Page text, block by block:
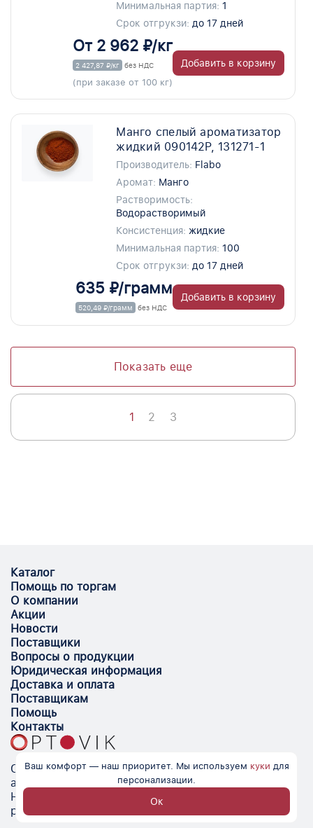
Минимальная партия: 1
Срок отгрукзи: до 17 дней
От 2 962 ₽/кг
2 427,87 ₽/кг без НДС
(при заказе от 100 кг)
Добавить в корзину
Манго спелый ароматизатор
жидкий 090142P, 131271-1
Производитель: Flabo
Аромат: Манго
Растворимость:
Водорастворимый
Консистенция: жидкие
Минимальная партия: 100
Срок отгрукзи: до 17 дней
635 ₽/грамм
520,49 ₽/грамм без НДС
Добавить в корзину
Показать еще
1 2 3
Optovik.com - электронная площадка для
автоматизации закупок и поиска поставщиков.
Низкие цены, надёжные контрагенты и удобство
работы.
Каталог
Помощь по торгам
О компании
Акции
Новости
Поставщики
Вопросы о продукции
Юридическая информация
Доставка и оплата
Поставщикам
Помощь
Контакты
Ваш комфорт — наш приоритет. Мы используем куки для
персонализации.
Ок